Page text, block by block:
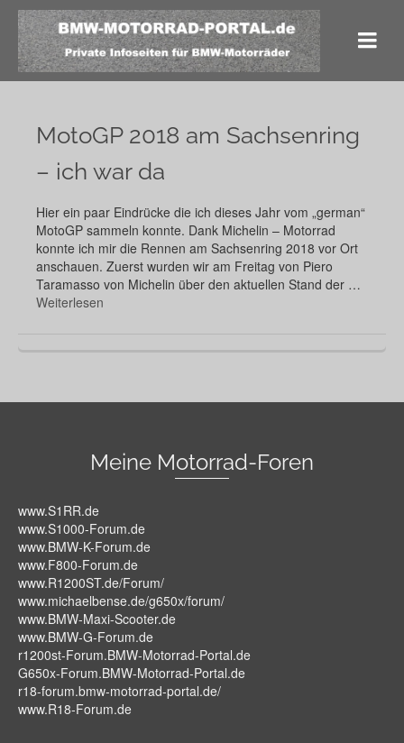
MotoGP 2018 am Sachsenring
– ich war da
Hier ein paar Eindrücke die ich dieses Jahr vom „german“
MotoGP sammeln konnte. Dank Michelin – Motorrad
konnte ich mir die Rennen am Sachsenring 2018 vor Ort
anschauen. Zuerst wurden wir am Freitag von Piero
Taramasso von Michelin über den aktuellen Stand der …
Weiterlesen
Meine Motorrad-Foren
www.S1RR.de
www.S1000-Forum.de
www.BMW-K-Forum.de
www.F800-Forum.de
www.R1200ST.de/Forum/
www.michaelbense.de/g650x/forum/
www.BMW-Maxi-Scooter.de
www.BMW-G-Forum.de
r1200st-Forum.BMW-Motorrad-Portal.de
G650x-Forum.BMW-Motorrad-Portal.de
r18-forum.bmw-motorrad-portal.de/
www.R18-Forum.de